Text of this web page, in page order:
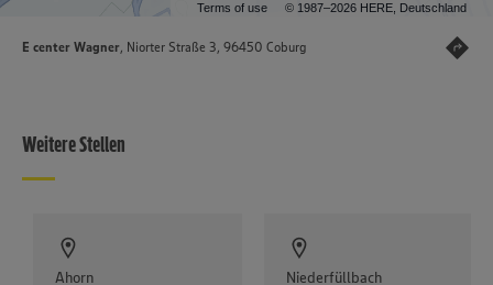
Terms of use © 1987–2026 HERE, Deutschland
E center Wagner, Niorter Straße 3, 96450 Coburg
Weitere Stellen
Ahorn Niederfüllbach